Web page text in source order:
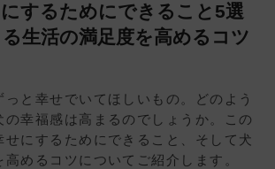
するためにできること5選
生活の満足度を高めるコツ
っと幸せでいてほしいもの。どのよう
の幸福感は高まるのでしょうか。この
せにするためにできること、そして犬
めるコツについてご紹介します。